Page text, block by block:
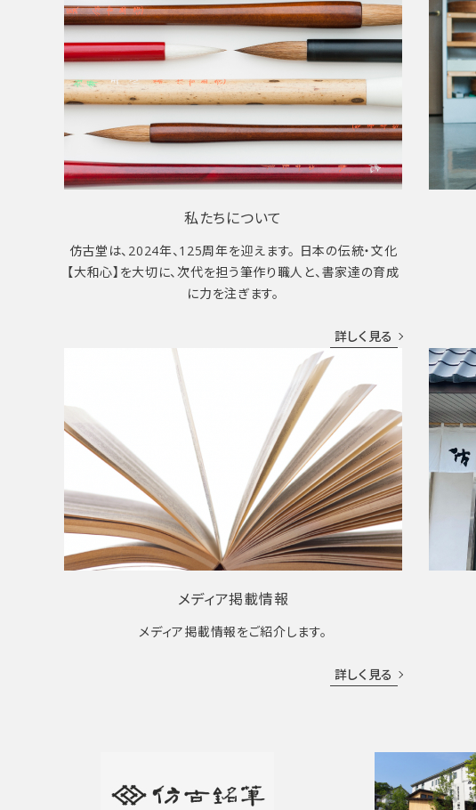
私たちについて
仿古堂は、2024年、125周年を迎えます。 日本の伝統・文化
【大和心】を大切に、次代を担う筆作り職人と、書家達の育成
に力を注ぎます。
詳しく見る
メディア掲載情報
メディア掲載情報をご紹介します。
詳しく見る